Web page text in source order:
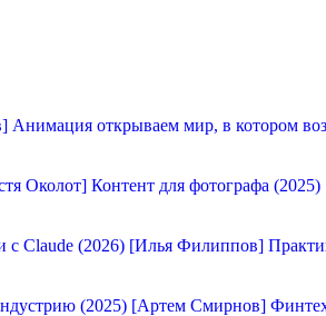
Анимация открываем мир, в котором
Околот] Контент для фотографа (2025)
[Илья Филиппов]
[Артем Смирнов]